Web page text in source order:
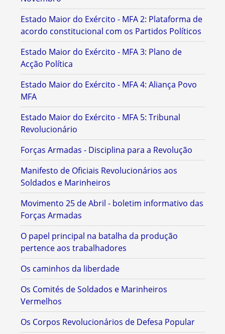
Estado Maior do Exército - MFA 2: Plataforma de
acordo constitucional com os Partidos Políticos
Estado Maior do Exército - MFA 3: Plano de
Acção Política
Estado Maior do Exército - MFA 4: Aliança Povo
MFA
Estado Maior do Exército - MFA 5: Tribunal
Revolucionário
Forças Armadas - Disciplina para a Revolução
Manifesto de Oficiais Revolucionários aos
Soldados e Marinheiros
Movimento 25 de Abril - boletim informativo das
Forças Armadas
O papel principal na batalha da produção
pertence aos trabalhadores
Os caminhos da liberdade
Os Comités de Soldados e Marinheiros
Vermelhos
Os Corpos Revolucionários de Defesa Popular